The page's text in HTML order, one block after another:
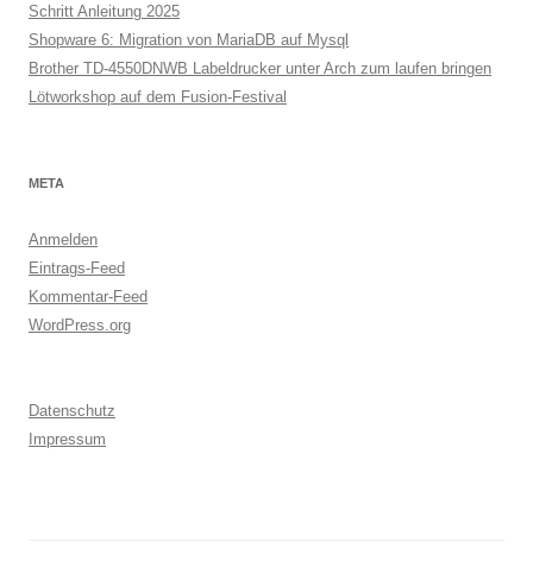
Schritt Anleitung 2025
Shopware 6: Migration von MariaDB auf Mysql
Brother TD-4550DNWB Labeldrucker unter Arch zum laufen bringen
Lötworkshop auf dem Fusion-Festival
META
Anmelden
Eintrags-Feed
Kommentar-Feed
WordPress.org
Datenschutz
Impressum